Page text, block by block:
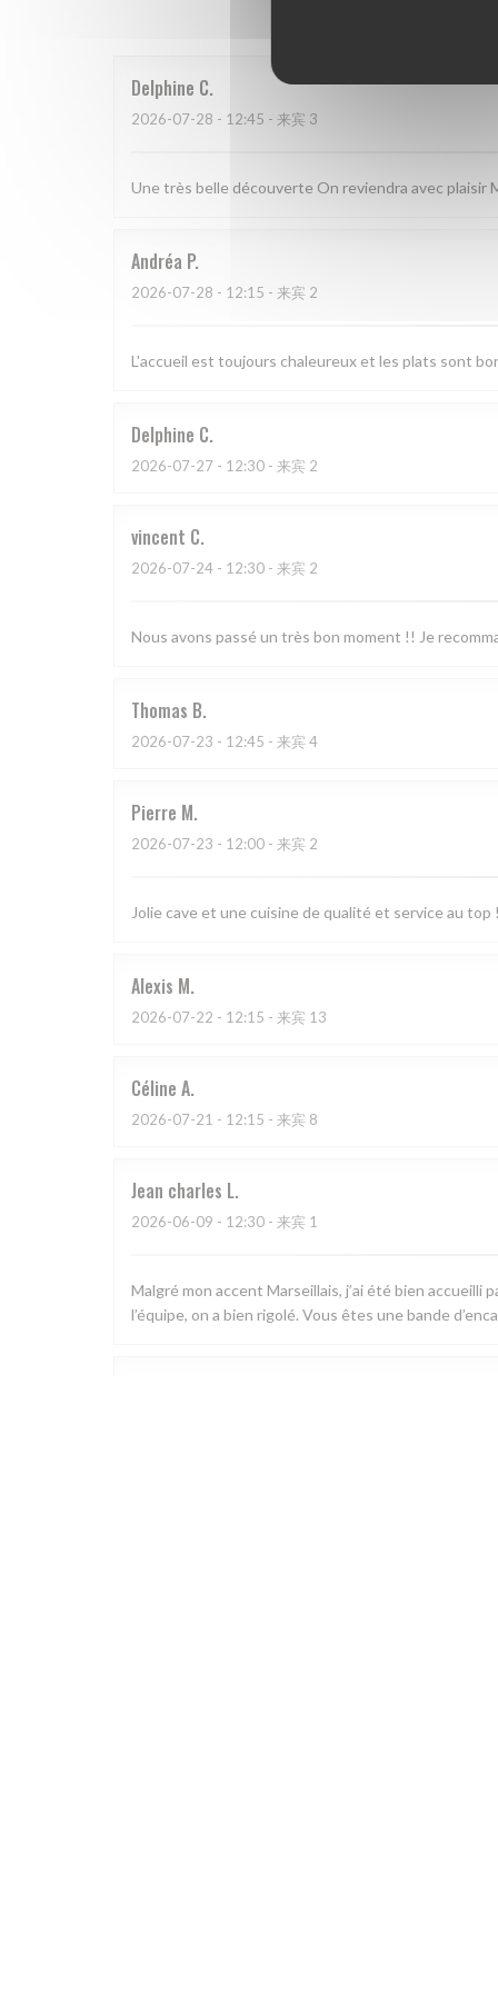
Delphine C
2026-07-28 - 12:45 - 来宾 3
Une très belle découverte On reviendra avec plaisir
Andréa P
2026-07-28 - 12:15 - 来宾 2
L'accueil est toujours chaleureux et les plats sont
Delphine C
2026-07-27 - 12:30 - 来宾 2
vincent C
2026-07-24 - 12:30 - 来宾 2
Nous avons passé un très bon moment !! Je
Thomas B
2026-07-23 - 12:45 - 来宾 4
Pierre M
2026-07-23 - 12:00 - 来宾 2
Jolie cave et une cuisine de qualité et service au
Alexis M
2026-07-22 - 12:15 - 来宾 13
Céline A
2026-07-21 - 12:15 - 来宾 8
Jean charles L
2026-06-09 - 12:30 - 来宾 1
Malgré mon accent Marseillais, j’ai été bien
l’équipe, on a bien rigolé. Vous êtes une bande